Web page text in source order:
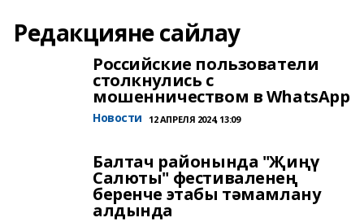
Редакцияне сайлау
Российские пользователи
столкнулись с
мошенничеством в WhatsApp
Новости 12 АПРЕЛЯ 2024, 13:09
Балтач районында "Җиңү
Салюты" фестиваленең
беренче этабы тәмамлану
алдында